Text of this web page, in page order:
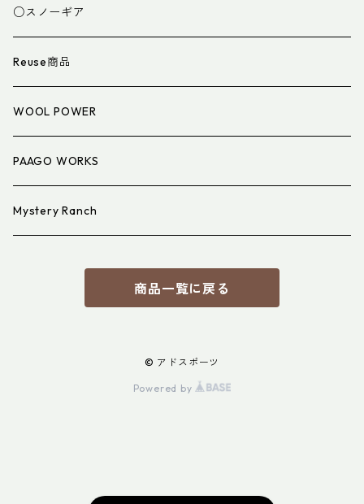
スパッツ・ゲイター
衣類小物
アイウェア
マット
寝具小物
○スノーギア
Reuse商品
WOOL POWER
PAAGO WORKS
Mystery Ranch
商品一覧に戻る
© アドスポーツ
Powered by